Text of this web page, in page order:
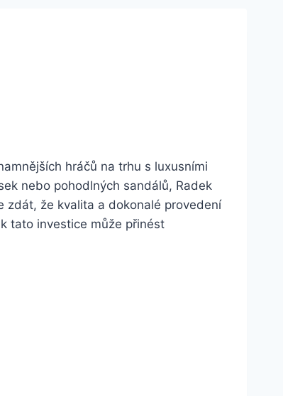
hráčů na‌ trhu s luxusními
nebo pohodlných sandálů,​ Radek
zdát, že⁤ kvalita‌ a dokonalé provedení
tato investice může⁤ přinést